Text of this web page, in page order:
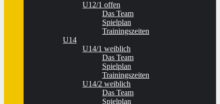
U12/1 offen
Das Team
Spielplan
Trainingszeiten
U14
U14/1 weiblich
Das Team
Spielplan
Trainingszeiten
U14/2 weiblich
Das Team
Spielplan